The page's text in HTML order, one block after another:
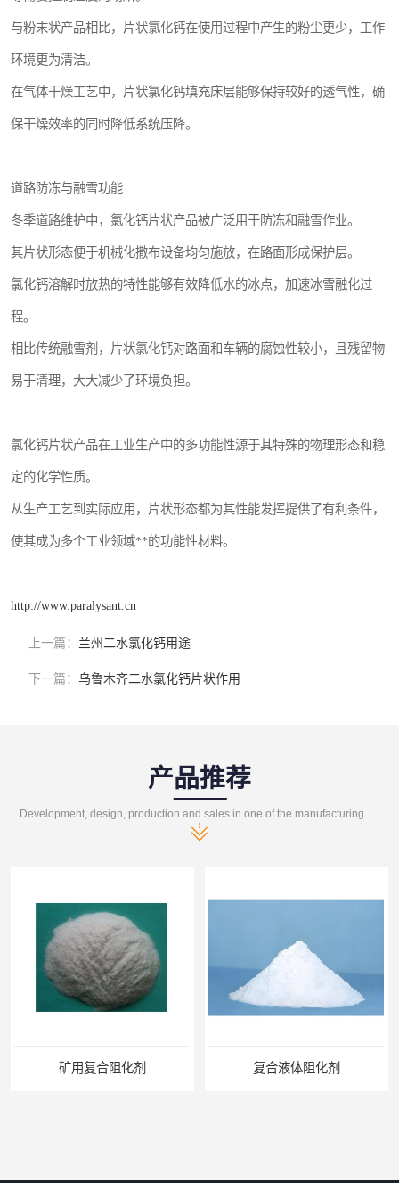
与粉末状产品相比，片状氯化钙在使用过程中产生的粉尘更少，工作
环境更为清洁。
在气体干燥工艺中，片状氯化钙填充床层能够保持较好的透气性，确
保干燥效率的同时降低系统压降。
道路防冻与融雪功能
冬季道路维护中，氯化钙片状产品被广泛用于防冻和融雪作业。
其片状形态便于机械化撒布设备均匀施放，在路面形成保护层。
氯化钙溶解时放热的特性能够有效降低水的冰点，加速冰雪融化过
程。
相比传统融雪剂，片状氯化钙对路面和车辆的腐蚀性较小，且残留物
易于清理，大大减少了环境负担。
氯化钙片状产品在工业生产中的多功能性源于其特殊的物理形态和稳
定的化学性质。
从生产工艺到实际应用，片状形态都为其性能发挥提供了有利条件，
使其成为多个工业领域**的功能性材料。
http://www.paralysant.cn
上一篇： 兰州二水氯化钙用途
下一篇： 乌鲁木齐二水氯化钙片状作用
产品推荐
Development, design, production and sales in one of the manufacturing enterprises
矿用复合阻化剂 复合液体阻化剂